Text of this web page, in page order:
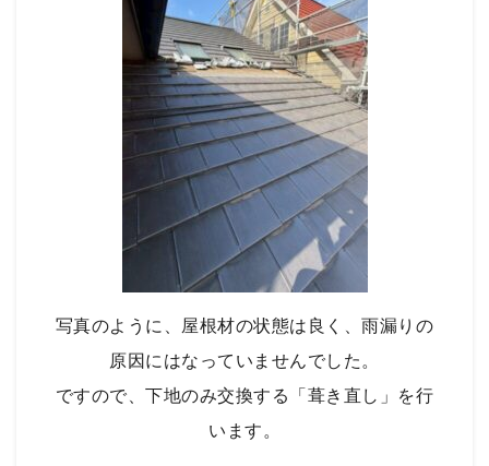
写真のように、屋根材の状態は良く、雨漏りの
原因にはなっていませんでした。
ですので、下地のみ交換する「葺き直し」を行
います。